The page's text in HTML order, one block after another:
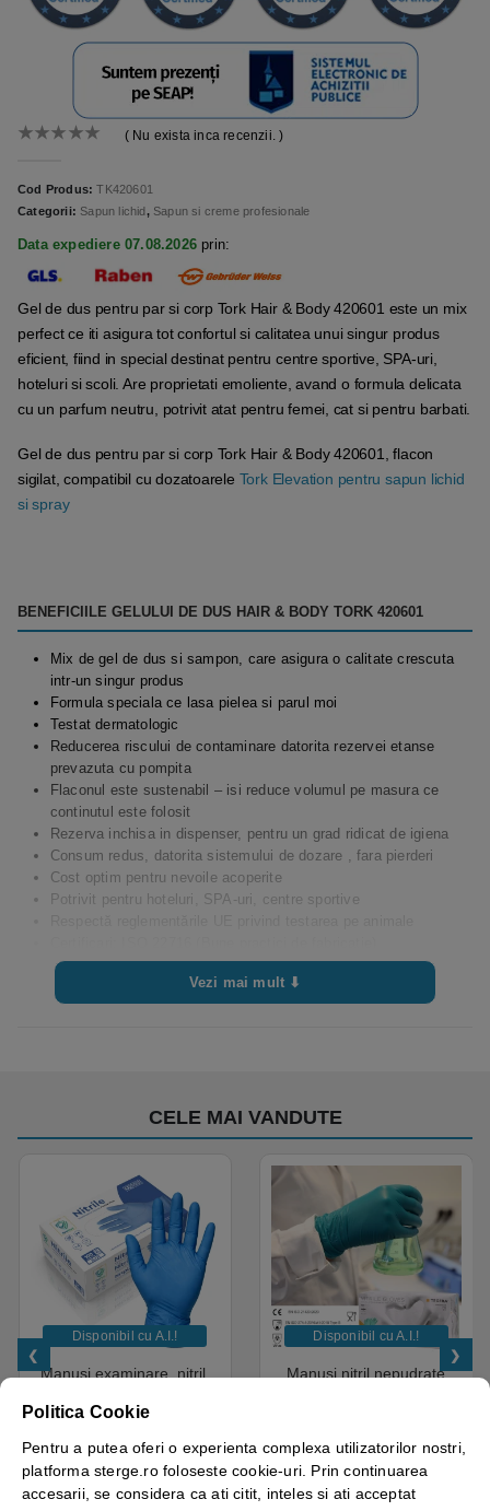
( Nu exista inca recenzii. )
Cod Produs:TK420601
Categorii: Sapun lichid, Sapun si creme profesionale
Data expediere 07.08.2026 prin:
Gel de dus pentru par si corp Tork Hair & Body 420601 este un mix
perfect ce iti asigura tot confortul si calitatea unui singur produs
eficient, fiind in special destinat pentru centre sportive, SPA-uri,
hoteluri si scoli. Are proprietati emoliente, avand o formula delicata
cu un parfum neutru, potrivit atat pentru femei, cat si pentru barbati.
Gel de dus pentru par si corp Tork Hair & Body 420601, flacon
sigilat, compatibil cu dozatoarele Tork Elevation pentru sapun lichid
si spray
BENEFICIILE GELULUI DE DUS HAIR & BODY TORK 420601
Mix de gel de dus si sampon, care asigura o calitate crescuta
intr-un singur produs
Formula speciala ce lasa pielea si parul moi
Testat dermatologic
Reducerea riscului de contaminare datorita rezervei etanse
prevazuta cu pompita
Flaconul este sustenabil – isi reduce volumul pe masura ce
continutul este folosit
Rezerva inchisa in dispenser, pentru un grad ridicat de igiena
Consum redus, datorita sistemului de dozare , fara pierderi
Cost optim pentru nevoile acoperite
Potrivit pentru hoteluri, SPA-uri, centre sportive
ISO 9001 & 13485 (Sistem de management al calității)
ISO 14001 (Sistem de management de mediu)
Eticheta ecologică UE nr. autorizație (SE/030/002)
Vezi mai mult ⬇
CELE MAI VANDUTE
Disponibil cu A.I.​!
Manusi examinare, nitril,
folosinta, Protect Blue,
pentru medical, HoReCa,
saloane si domeniul
industrial, calitate premium
out of 5
18.05 lei+ TVA
Disponibil cu A.I.​!
Manusi nitril nepudrate
texturat, certificate pentru
industria alimentara
43.69 lei+ TVA
Politica Cookie
Pentru a putea oferi o experienta complexa utilizatorilor nostri,
platforma sterge.ro foloseste cookie-uri. Prin continuarea
accesarii, se considera ca ati citit, inteles si ati acceptat